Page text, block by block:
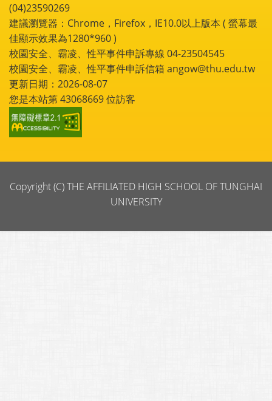
(04)23590269
建議瀏覽器：Chrome，Firefox，IE10.0以上版本 ( 螢幕最
佳顯示效果為1280*960 )
校園安全、霸凌、性平事件申訴專線 04-23504545
校園安全、霸凌、性平事件申訴信箱 angow@thu.edu.tw
更新日期：2026-08-07
您是本站第43068669位訪客
Copyright (C) THE AFFILIATED HIGH SCHOOL OF TUNGHAI
UNIVERSITY